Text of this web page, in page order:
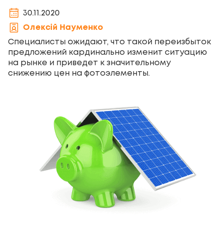
30.11.2020
Олексій Науменко
Специалисты ожидают, что такой переизбыток
предложений кардинально изменит ситуацию
на рынке и приведет к значительному
снижению цен на фотоэлементы.